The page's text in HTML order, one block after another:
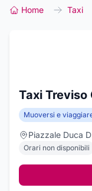
Home Taxi
Taxi Treviso
Muoversi e
Piazzale Duca
Orari non disponibili